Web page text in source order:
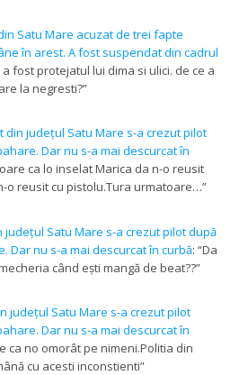
Satu Mare acuzat de trei fapte
în arest. A fost suspendat din cadrul
fost protejatul lui dima si ulici. de ce a
la negresti?”
din județul Satu Mare s-a crezut pilot
Dar nu s-a mai descurcat în
ca lo inselat Marica da n-o reusit
o reusit cu pistolu.Tura urmatoare…”
județul Satu Mare s-a crezut pilot după
Dar nu s-a mai descurcat în curbă: “Da
când ești mangă de beat??”
județul Satu Mare s-a crezut pilot
Dar nu s-a mai descurcat în
ca no omorât pe nimeni.Politia din
cu acesti inconstienti”